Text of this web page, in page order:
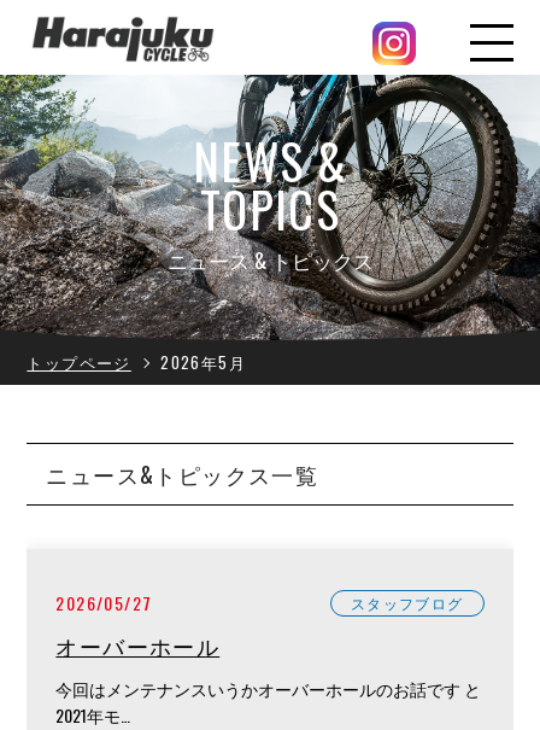
NEWS &
TOPICS
ニュース & トピックス
トップページ 2026年5月
ニュース&トピックス一覧
2026/05/27 スタッフブログ
オーバーホール
今回はメンテナンスいうかオーバーホールのお話です と
2021年モ…